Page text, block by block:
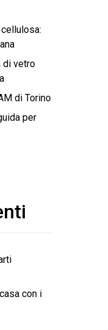
di vetro
di Torino
per
con i